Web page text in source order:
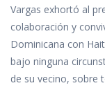
Vargas exhortó al
colaboración y
Dominicana con
bajo ninguna
de su vecino, sobre